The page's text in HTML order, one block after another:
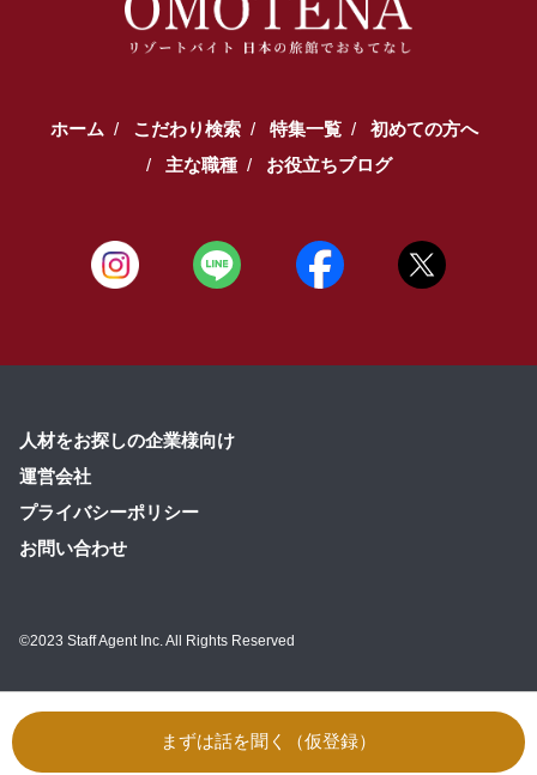
まずは話を聞く（仮登録）
ホーム こだわり検索 特集一覧
初めての方へ
主な職種
お役立ちブログ
人材をお探しの企業様向け
運営会社
プライバシーポリシー
お問い合わせ
©2023 Staff Agent Inc. All Rights Reserved